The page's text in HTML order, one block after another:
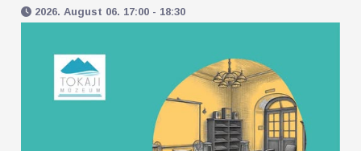
2026. August 06. 17:00 - 18:30